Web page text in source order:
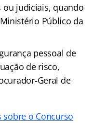
judiciais, quando
Público da
pessoal de
de risco,
Geral de
o Concurso